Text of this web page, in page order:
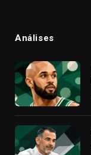
Análises